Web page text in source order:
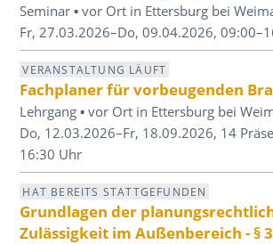
Seminar ▪ vor Ort in Ettersburg bei
Fr, 27.03.2026–Do, 09.04.2026,
VERANSTALTUNG LÄUFT
Fachplaner für vorbeugenden
Lehrgang ▪ vor Ort in Ettersburg bei
Do, 12.03.2026–Fr, 18.09.2026, 14
16:30 Uhr
HAT BEREITS STATTGEFUNDEN
Grundlagen der
Zulässigkeit im Außenbereich - §